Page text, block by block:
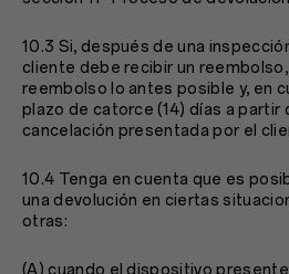
10.3 Si, después de una
cliente debe recibir un
reembolso lo antes posible y, en
plazo de catorce (14) días a partir
cancelación presentada por el
10.4 Tenga en cuenta que es
una devolución en ciertas
otras:
(A) cuando el dispositivo